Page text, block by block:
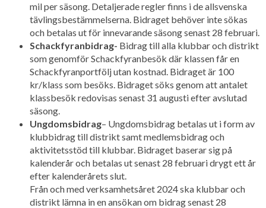
mil per säsong. Detaljerade regler finns i de allsvenska
tävlingsbestämmelserna. Bidraget behöver inte sökas
och betalas ut för innevarande säsong senast 28 februari.
Schackfyranbidrag- Bidrag till alla klubbar och distrikt
som genomför Schackfyranbesök där klassen får en
Schackfyranportfölj utan kostnad. Bidraget är 100
kr/klass som besöks. Bidraget söks genom att antalet
klassbesök redovisas senast 31 augusti efter avslutad
säsong.
Ungdomsbidrag– Ungdomsbidrag betalas ut i form av
klubbidrag till distrikt samt medlemsbidrag och
aktivitetsstöd till klubbar. Bidraget baserar sig på
kalenderår och betalas ut senast 28 februari drygt ett år
efter kalenderårets slut.
Från och med verksamhetsåret 2024 ska klubbar och
distrikt lämna in en ansökan om bidrag senast 28